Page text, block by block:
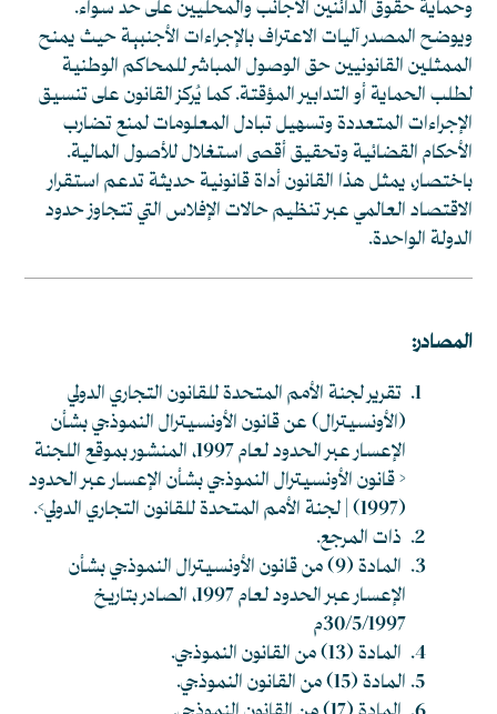
وحماية حقوق الدائنين الأجانب والمحليين على حد سواء.
ويوضح المصدر آليات الاعتراف بالإجراءات الأجنبية حيث يمنح
الممثلين القانونيين حق الوصول المباشر للمحاكم الوطنية
لطلب الحماية أو التدابير المؤقتة. كما يُركز القانون على تنسيق
الإجراءات المتعددة وتسهيل تبادل المعلومات لمنع تضارب
الأحكام القضائية وتحقيق أقصى استغلال للأصول المالية.
باختصار، يمثل هذا القانون أداة قانونية حديثة تدعم استقرار
الاقتصاد العالمي عبر تنظيم حالات الإفلاس التي تتجاوز حدود
الدولة الواحدة.
المصادر:
تقرير لجنة الأمم المتحدة للقانون التجاري الدولي
(الأونسيترال) عن قانون الأونسيترال النموذجي بشأن
الإعسار عبر الحدود لعام 1997، المنشور بموقع اللجنة
<قانون الأونسيترال النموذجي بشأن الإعسار عبر الحدود
(1997) | لجنة الأمم المتحدة للقانون التجاري الدولي
>.
ذات المرجع.
المادة (9) من قانون الأونسيترال النموذجي بشأن
الإعسار عبر الحدود لعام 1997، الصادر بتاريخ
30/5/1997م
المادة (13) من القانون النموذجي.
المادة (15) من القانون النموذجي.